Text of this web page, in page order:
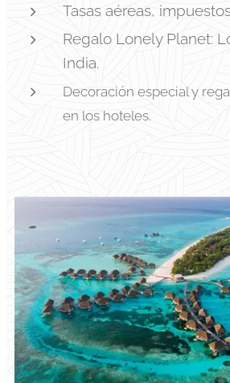
Tasas aéreas,
Regalo Lonely Planet:
India.
Decoración especial y
en los hoteles.